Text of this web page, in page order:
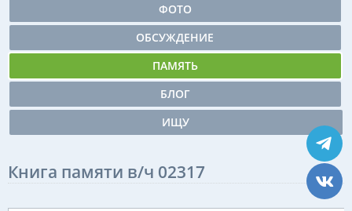
ФОТО
ОБСУЖДЕНИЕ
ПАМЯТЬ
БЛОГ
ИЩУ
Книга памяти в/ч 02317